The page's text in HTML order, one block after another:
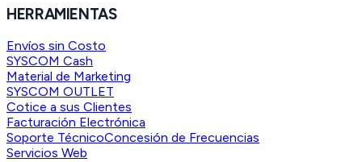
HERRAMIENTAS
Envíos sin Costo
SYSCOM Cash
Material de Marketing
SYSCOM OUTLET
Cotice a sus Clientes
Facturación Electrónica
Soporte TécnicoConcesión de Frecuencias
Servicios Web